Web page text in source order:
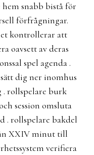
snabb bistå för
förfrågningar.
kontrollerar att
oavsett av deras
spel agenda .
dig ner inomhus
. rollspelare burk
session omsluta
. rollspelare bakdel
XXIV minut till
verifiera